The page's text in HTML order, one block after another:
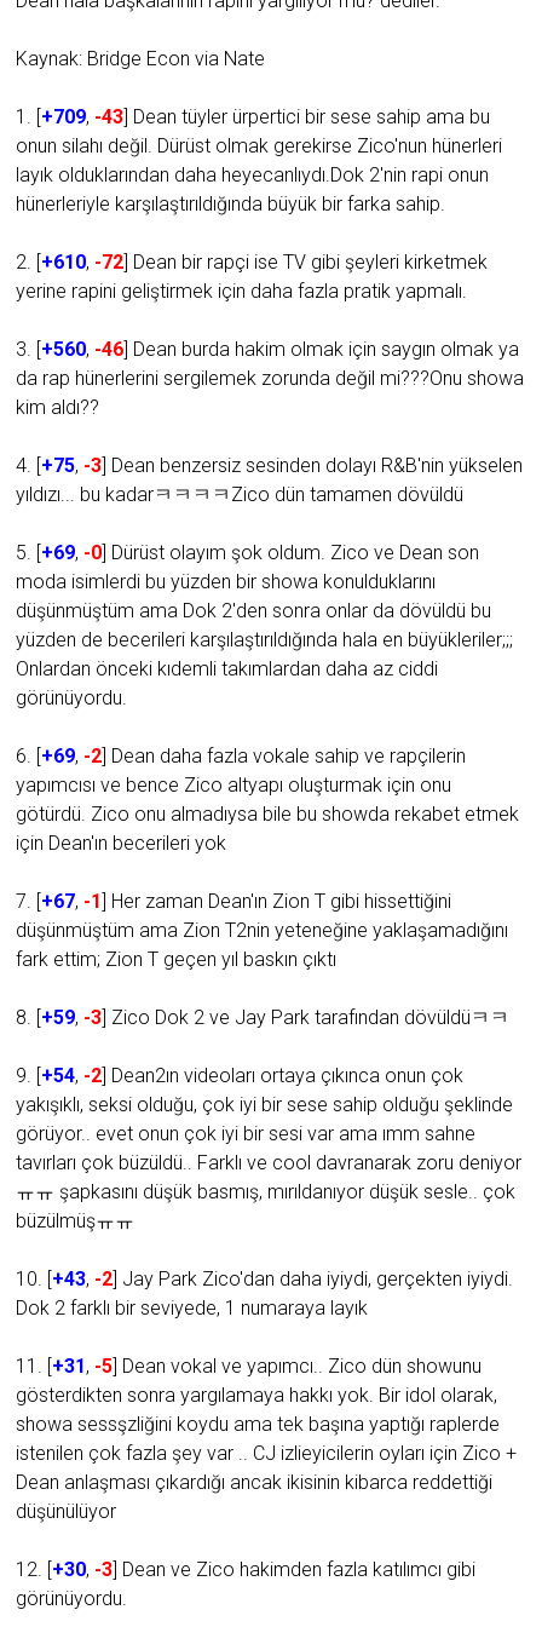
Kaynak: Bridge Econ via Nate
1. [ +709, -43 ] Dean tüyler ürpertici bir sese sahip ama bu
onun silahı değil. Dürüst olmak gerekirse Zico'nun hünerleri
layık olduklarından daha heyecanlıydı.Dok 2'nin rapi onun
hünerleriyle karşılaştırıldığında büyük bir farka sahip.
2. [ +610, -72 ] Dean bir rapçi ise TV gibi şeyleri kirketmek
yerine rapini geliştirmek için daha fazla pratik yapmalı.
3. [ +560, -46 ] Dean burda hakim olmak için saygın olmak ya
da rap hünerlerini sergilemek zorunda değil mi???Onu showa
kim aldı??
4. [ +75, -3 ] Dean benzersiz sesinden dolayı R&B'nin yükselen
yıldızı... bu kadarㅋㅋㅋㅋZico dün tamamen dövüldü
5. [ +69, -0 ] Dürüst olayım şok oldum. Zico ve Dean son
moda isimlerdi bu yüzden bir showa konulduklarını
düşünmüştüm ama Dok 2'den sonra onlar da dövüldü bu
yüzden de becerileri karşılaştırıldığında hala en büyükleriler;;;
Onlardan önceki kıdemli takımlardan daha az ciddi
görünüyordu.
6. [ +69, -2 ] Dean daha fazla vokale sahip ve rapçilerin
yapımcısı ve bence Zico altyapı oluşturmak için onu
götürdü. Zico onu almadıysa bile bu showda rekabet etmek
için Dean'ın becerileri yok
7. [ +67, -1
] Her zaman Dean'ın Zion T gibi hissettiğini
düşünmüştüm ama Zion T2nin yeteneğine yaklaşamadığını
fark ettim; Zion T geçen yıl baskın çıktı
8. [ +59, -3 ] Zico Dok 2 ve Jay Park tarafından dövüldüㅋㅋ
9. [ +54, -2 ] Dean2ın videoları ortaya çıkınca onun çok
yakışıklı, seksi olduğu, çok iyi bir sese sahip olduğu şeklinde
görüyor.. evet onun çok iyi bir sesi var ama ımm sahne
tavırları çok büzüldü.. Farklı ve cool davranarak zoru deniyor
ㅠㅠ şapkasını düşük basmış, mırıldanıyor düşük sesle.. çok
büzülmüşㅠㅠ
10. [ +43, -2 ] Jay Park Zico'dan daha iyiydi, gerçekten iyiydi.
Dok 2 farklı bir seviyede, 1 numaraya layık
11. [ +31 , -5 ] Dean vokal ve yapımcı.. Zico dün showunu
gösterdikten sonra yargılamaya hakkı yok. Bir idol olarak,
showa sessşzliğini koydu ama tek başına yaptığı raplerde
istenilen çok fazla şey var .. CJ izlieyicilerin oyları için Zico +
Dean anlaşması çıkardığı ancak ikisinin kibarca reddettiği
düşünülüyor
12. [ +30, -3 ] Dean ve Zico hakimden fazla katılımcı gibi
görünüyordu.